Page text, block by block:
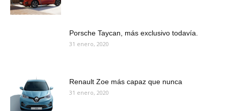
Porsche Taycan, más exclusivo todavía.
31 enero, 2020
Renault Zoe más capaz que nunca
31 enero, 2020